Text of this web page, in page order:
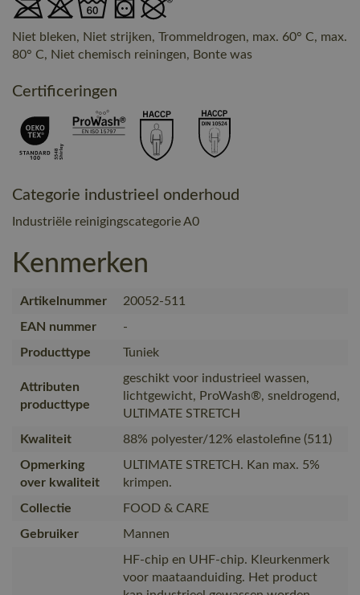
Niet bleken, Niet strijken, Trommeldrogen, max. 60° C, max.
80° C, Niet chemisch reiningen, Bonte was
Certificeringen
Categorie industrieel onderhoud
Industriële reinigingscategorie A0
Kenmerken
Artikelnummer
20052-511
EAN nummer
-
Producttype
Tuniek
Attributen
producttype
geschikt voor industrieel wassen,
lichtgewicht, ProWash®, sneldrogend,
ULTIMATE STRETCH
Kwaliteit
88% polyester/12% elastolefine (511)
Opmerking
over kwaliteit
ULTIMATE STRETCH. Kan max. 5%
krimpen.
Collectie
FOOD & CARE
Gebruiker
Mannen
HF-chip en UHF-chip. Kleurkenmerk
voor maataanduiding. Het product